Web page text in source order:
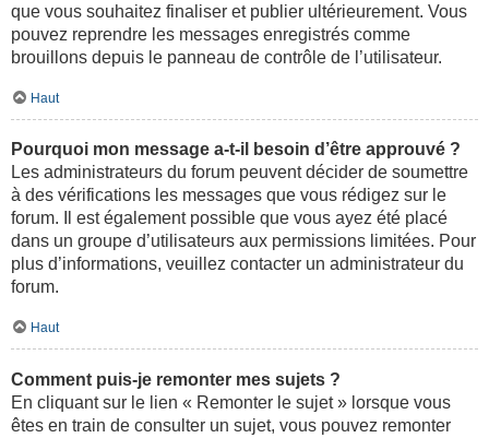
que vous souhaitez finaliser et publier ultérieurement. Vous
pouvez reprendre les messages enregistrés comme
brouillons depuis le panneau de contrôle de l’utilisateur.
Haut
Pourquoi mon message a-t-il besoin d’être approuvé ?
Les administrateurs du forum peuvent décider de soumettre
à des vérifications les messages que vous rédigez sur le
forum. Il est également possible que vous ayez été placé
dans un groupe d’utilisateurs aux permissions limitées. Pour
plus d’informations, veuillez contacter un administrateur du
forum.
Haut
Comment puis-je remonter mes sujets ?
En cliquant sur le lien « Remonter le sujet » lorsque vous
êtes en train de consulter un sujet, vous pouvez remonter